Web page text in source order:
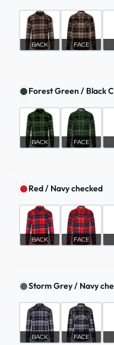
BACK FACE
Forest Green / Black
BACK FACE
Red / Navy checked
BACK FACE
Storm Grey / Navy
BACK FACE